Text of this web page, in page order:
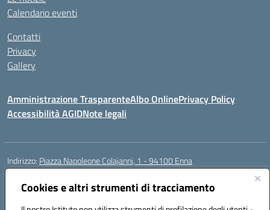
Cookies e altri strumenti di tracciamento
Calendario eventi
Contatti
Privacy
Gallery
Amministrazione TrasparenteAlbo OnlinePrivacy Policy
Accessibilità AGIDNote legali
Indirizzo: Piazza Napoleone Colajanni, 1 - 94100 Enna
Centralino:
Posta elettronica certificata (PEC):enic81500a@pec.istruzione.it